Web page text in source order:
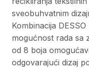
sveobuhvatnim
Kombinacija
mogućnost rada sa
od 8 boja
odgovarajući dizaj